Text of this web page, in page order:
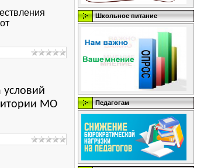
условий
МО
Школьное питание
Педагогам